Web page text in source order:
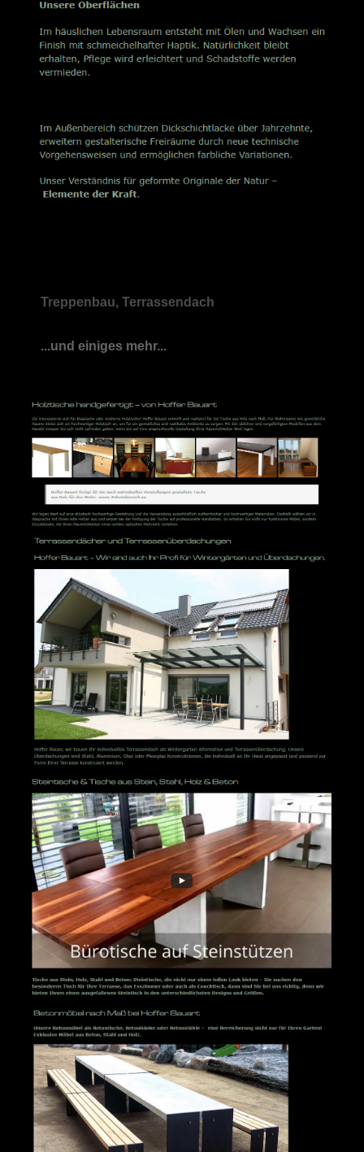
Treppenbau, Terrassendach
...und einiges mehr...